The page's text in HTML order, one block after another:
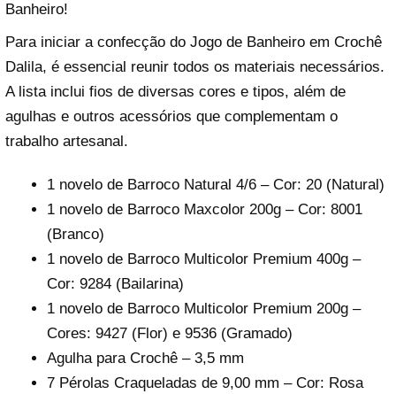
Banheiro!
Para iniciar a confecção do Jogo de Banheiro em Crochê
Dalila, é essencial reunir todos os materiais necessários.
A lista inclui fios de diversas cores e tipos, além de
agulhas e outros acessórios que complementam o
trabalho artesanal.
1 novelo de Barroco Natural 4/6 – Cor: 20 (Natural)
1 novelo de Barroco Maxcolor 200g – Cor: 8001
(Branco)
1 novelo de Barroco Multicolor Premium 400g –
Cor: 9284 (Bailarina)
1 novelo de Barroco Multicolor Premium 200g –
Cores: 9427 (Flor) e 9536 (Gramado)
Agulha para Crochê – 3,5 mm
7 Pérolas Craqueladas de 9,00 mm – Cor: Rosa